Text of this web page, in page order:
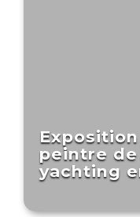
peintre
yachting